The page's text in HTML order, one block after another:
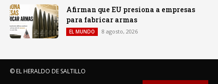
Afirman que EU presiona a empresas
para fabricar armas
EL MUNDO 8 agosto, 2026
© EL HERALDO DE SALTILLO